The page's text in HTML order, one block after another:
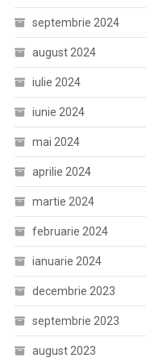
septembrie 2024
august 2024
iulie 2024
iunie 2024
mai 2024
aprilie 2024
martie 2024
februarie 2024
ianuarie 2024
decembrie 2023
septembrie 2023
august 2023